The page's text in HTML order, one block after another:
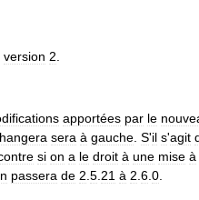
version 2
apportées par le
sera à gauche. S'il s'agit
si on a le droit à une mise à
passera de 2.5.21 à 2.6.0.